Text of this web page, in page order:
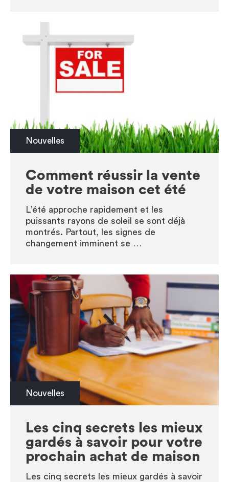
Nouvelles
Comment réussir la vente
de votre maison cet été
L’été approche rapidement et les
puissants rayons de soleil se sont déjà
montrés. Partout, les signes de
changement imminent se …
Nouvelles
Les cinq secrets les mieux
gardés à savoir pour votre
prochain achat de maison
Les cinq secrets les mieux gardés à savoir